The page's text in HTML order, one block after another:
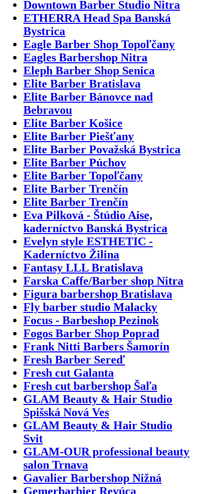
Downtown Barber Studio Nitra
ETHERRA Head Spa Banská
Bystrica
Eagle Barber Shop Topoľčany
Eagles Barbershop Nitra
Eleph Barber Shop Senica
Elite Barber Bratislava
Elite Barber Bánovce nad
Bebravou
Elite Barber Košice
Elite Barber Piešťany
Elite Barber Považská Bystrica
Elite Barber Púchov
Elite Barber Topoľčany
Elite Barber Trenčín
Elite Barber Trenčín
Eva Pilková - Štúdio Aise,
kaderníctvo Banská Bystrica
Evelyn style ESTHETIC -
Kaderníctvo Žilina
Fantasy LLL Bratislava
Farska Caffe/Barber shop Nitra
Figura barbershop Bratislava
Fly barber studio Malacky
Focus - Barbeshop Pezinok
Fogos Barber Shop Poprad
Frank Nitti Barbers Šamorín
Fresh Barber Sereď
Fresh cut Galanta
Fresh cut barbershop Šaľa
GLAM Beauty & Hair Studio
Spišská Nová Ves
GLAM Beauty & Hair Studio
Svit
GLAM-OUR professional beauty
salon Trnava
Gavalier Barbershop Nižná
Gemerbarbier Revúca